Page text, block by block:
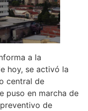
a la
hoy, se activó la
central de
puso en marcha de
de